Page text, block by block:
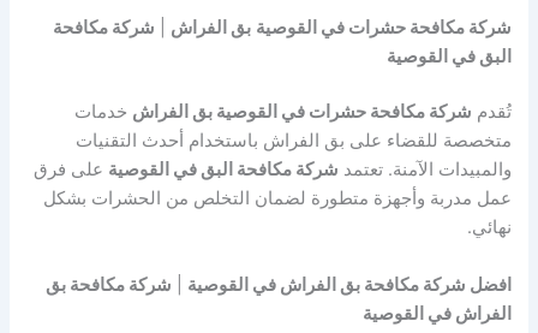
شركة مكافحة حشرات في القوصية بق الفراش
شركة مكافحة
البق في القوصية
تُقدم شركة مكافحة حشرات في القوصية بق الفراش خدمات
متخصصة للقضاء على بق الفراش باستخدام أحدث التقنيات
والمبيدات الآمنة. تعتمد شركة مكافحة البق في القوصية على فرق
عمل مدربة وأجهزة متطورة لضمان التخلص من الحشرات بشكل
نهائي.
افضل شركة مكافحة بق الفراش في القوصية
شركة مكافحة بق
الفراش في القوصية